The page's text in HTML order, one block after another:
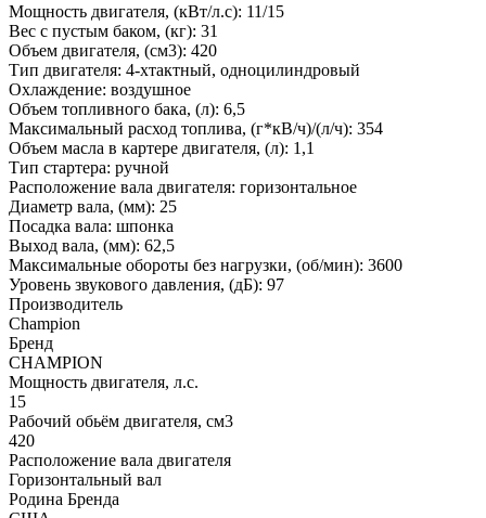
Мощность двигателя, (кВт/л.с): 11/15
Вес с пустым баком, (кг): 31
Объем двигателя, (см3): 420
Тип двигателя: 4-хтактный, одноцилиндровый
Охлаждение: воздушное
Объем топливного бака, (л): 6,5
Максимальный расход топлива, (г*кВ/ч)/(л/ч): 354
Объем масла в картере двигателя, (л): 1,1
Тип стартера: ручной
Расположение вала двигателя: горизонтальное
Диаметр вала, (мм): 25
Посадка вала: шпонка
Выход вала, (мм): 62,5
Максимальные обороты без нагрузки, (об/мин): 3600
Уровень звукового давления, (дБ): 97
Производитель
Champion
Бренд
CHAMPION
Мощность двигателя, л.с.
15
Рабочий обьём двигателя, см3
420
Расположение вала двигателя
Горизонтальный вал
Родина Бренда